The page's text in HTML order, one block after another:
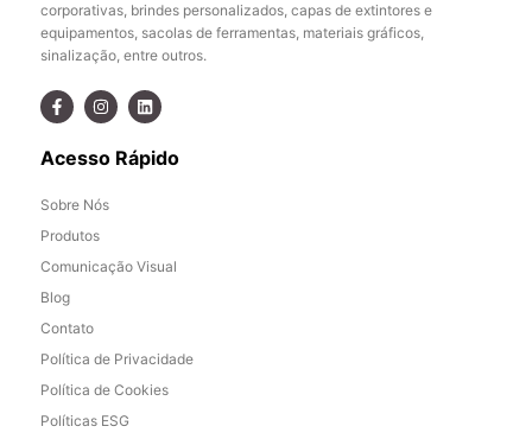
corporativas, brindes personalizados, capas de extintores e
equipamentos, sacolas de ferramentas, materiais gráficos,
sinalização, entre outros.
Acesso Rápido
Sobre Nós
Produtos
Comunicação Visual
Blog
Contato
Política de Privacidade
Política de Cookies
Políticas ESG